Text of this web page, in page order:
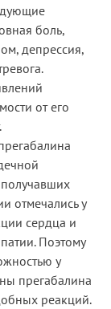
боль,
депрессия,
от его
получавших
отмечались у
сердца и
Поэтому
у
прегабалина
реакций.